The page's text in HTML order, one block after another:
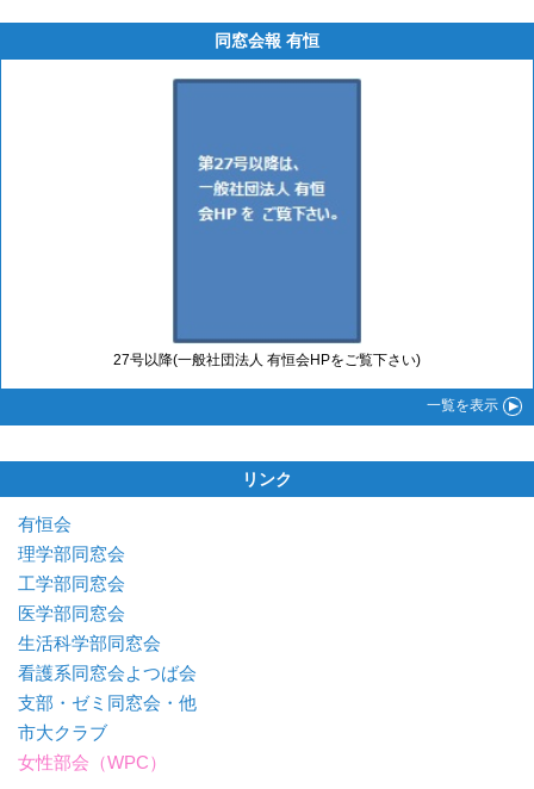
同窓会報 有恒
27号以降(一般社団法人 有恒会HPをご覧下さい)
一覧を表示
リンク
有恒会
理学部同窓会
工学部同窓会
医学部同窓会
生活科学部同窓会
看護系同窓会よつば会
支部・ゼミ同窓会・他
市大クラブ
女性部会（WPC）